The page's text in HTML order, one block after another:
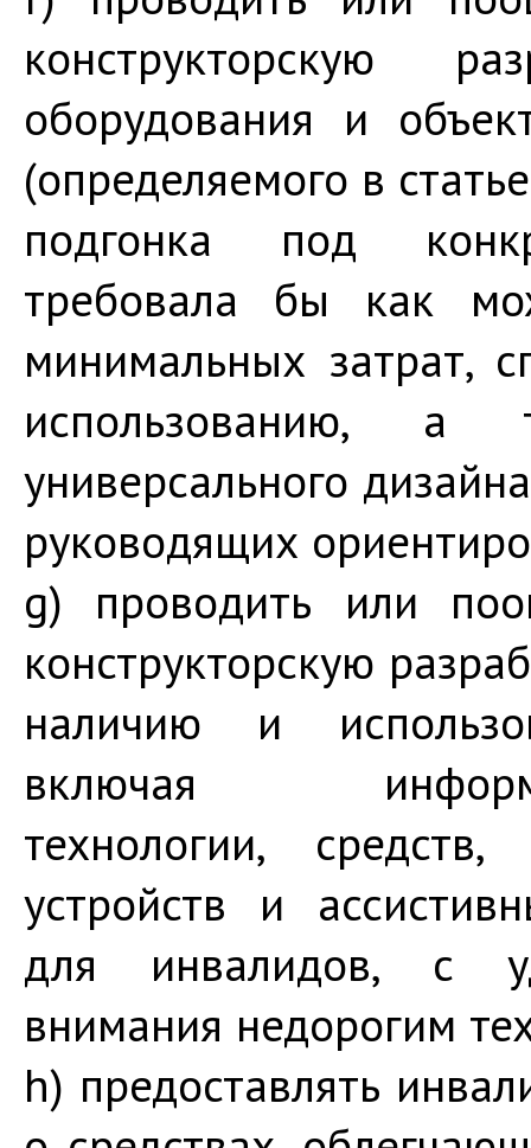
конструкторскую
оборудования и
(определяемого в
подгонка под
требовала бы как
минимальных затрат,
использованию, а
универсального
руководящих
g) проводить или
конструкторскую
наличию и
включая
технологии,
устройств и
для инвалидов, с
внимания недорогим
h) предоставлять